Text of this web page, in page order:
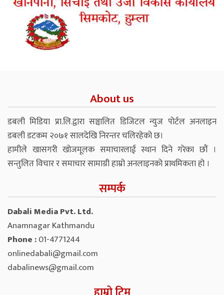
About us
डबली मिडिया प्रा.लि.द्वारा सञ्चालित डिजिटल न्युज पोर्टल अनलाइन
डबली डटकम २०७१ सालदेखि निरन्तर चलिरहेको छ।
हामीले खासगरी खोजमूलक समाचारलाई स्थान दिने गरेका छौं ।
सन्तुलित विचार र समाचार सामाग्री हाम्रो अनलाइनको प्राथमिकता हो ।
सम्पर्क
Dabali Media Pvt. Ltd.
Anamnagar Kathmandu
Phone :01-4771244
onlinedabali@gmail.com
dabalinews@gmail.com